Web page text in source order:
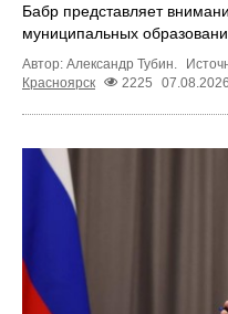
Бабр представляет
муниципальных
Автор: Александр Тубин.
Красноярск
2225 07.08.2026